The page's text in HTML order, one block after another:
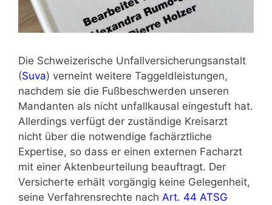
Die Schweizerische Unfallversicherungsanstalt
(Suva) verneint weitere Taggeldleistungen,
nachdem sie die Fußbeschwerden unseren
Mandanten als nicht unfallkausal eingestuft hat.
Allerdings verfügt der zuständige Kreisarzt
nicht über die notwendige fachärztliche
Expertise, so dass er einen externen Facharzt
mit einer Aktenbeurteilung beauftragt. Der
Versicherte erhält vorgängig keine Gelegenheit,
seine Verfahrensrechte nach Art. 44 ATSG